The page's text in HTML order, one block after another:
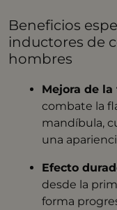
Beneficios
inductores de
hombres
Mejora de
combate la
mandíbula,
una
Efecto
desde la
forma